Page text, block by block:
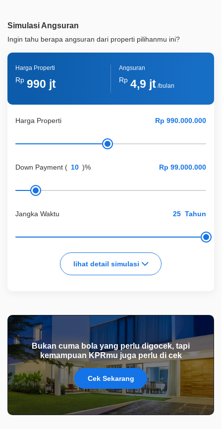
ID Properti
Lainnya Taman Pribadi
Simulasi Angsuran
Ingin tahu berapa angsuran dari properti pilihanmu ini?
Harga Properti
Down Payment ( )%
Jangka Waktu Tahun
lihat detail simulasi
Harga Properti
Rp 990 jt
Angsuran
Rp 4,9 jt/bulan
Bukan cuma bola yang perlu digocek, tapi
kemampuan KPRmu juga perlu di cek
Cek Sekarang